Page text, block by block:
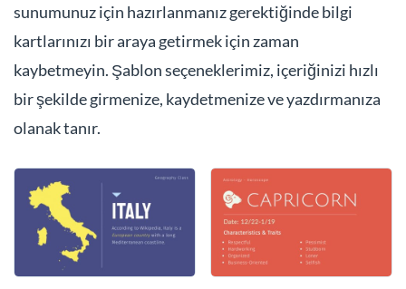
sunumunuz için hazırlanmanız gerektiğinde bilgi
kartlarınızı bir araya getirmek için zaman
kaybetmeyin. Şablon seçeneklerimiz, içeriğinizi hızlı
bir şekilde girmenize, kaydetmenize ve yazdırmanıza
olanak tanır.